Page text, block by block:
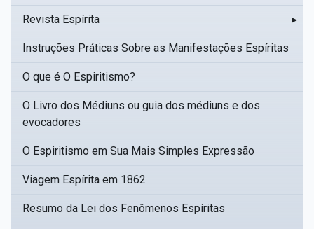
Revista Espírita ▸
Instruções Práticas Sobre as Manifestações Espíritas
O que é O Espiritismo?
O Livro dos Médiuns ou guia dos médiuns e dos
evocadores
O Espiritismo em Sua Mais Simples Expressão
Viagem Espírita em 1862
Resumo da Lei dos Fenômenos Espíritas